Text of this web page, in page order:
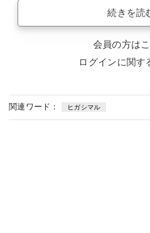
続きを読
会員の方は
ログインに関す
関連ワード： ヒガシマル